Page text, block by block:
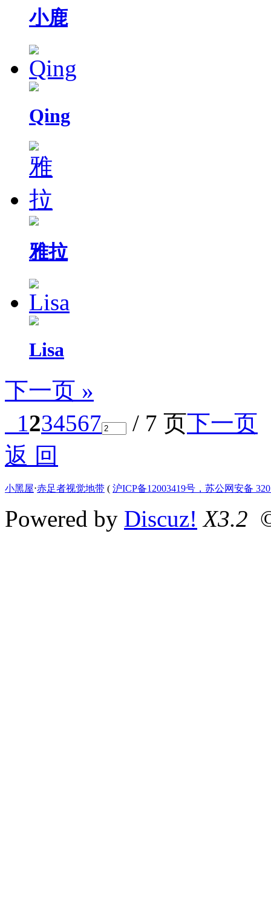
小鹿
Qing
雅拉
Lisa
下一页 »
1234567 / 7 页下一页
返 回
小黑屋⋅赤足者视觉地带 ( 沪ICP备12003419号，苏公网安备
Powered by Discuz! X3.2